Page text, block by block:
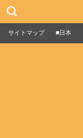
サイトマップ ■日本